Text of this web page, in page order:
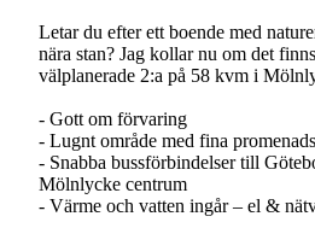
Letar du efter ett boende med
nära stan? Jag kollar nu om det
välplanerade 2:a på 58 kvm i
- Gott om förvaring
- Lugnt område med fina
- Snabba bussförbindelser till
Mölnlycke centrum
- Värme och vatten ingår – el &